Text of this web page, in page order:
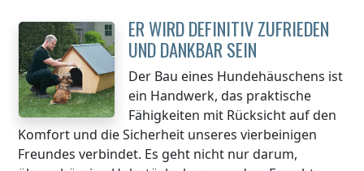
ER WIRD DEFINITIV ZUFRIEDEN
UND DANKBAR SEIN
Der Bau eines Hundehäuschens ist
ein Handwerk, das praktische
Fähigkeiten mit Rücksicht auf den
Komfort und die Sicherheit unseres vierbeinigen
Freundes verbindet. Es geht nicht nur darum,